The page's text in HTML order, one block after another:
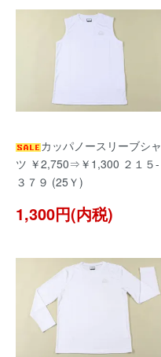
カッパノースリーブシャ
ツ ￥2,750⇒￥1,300 ２１５-
３７９ (25Ｙ)
1,300円(内税)